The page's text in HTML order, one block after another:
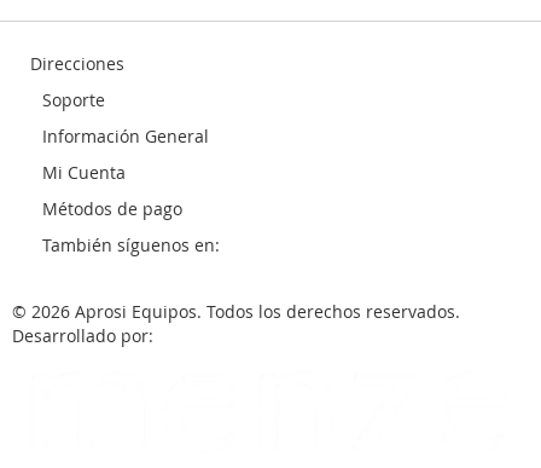
Direcciones
Soporte
Información General
Mi Cuenta
Métodos de pago
También síguenos en:
© 2026 Aprosi Equipos. Todos los derechos reservados.
Desarrollado por: